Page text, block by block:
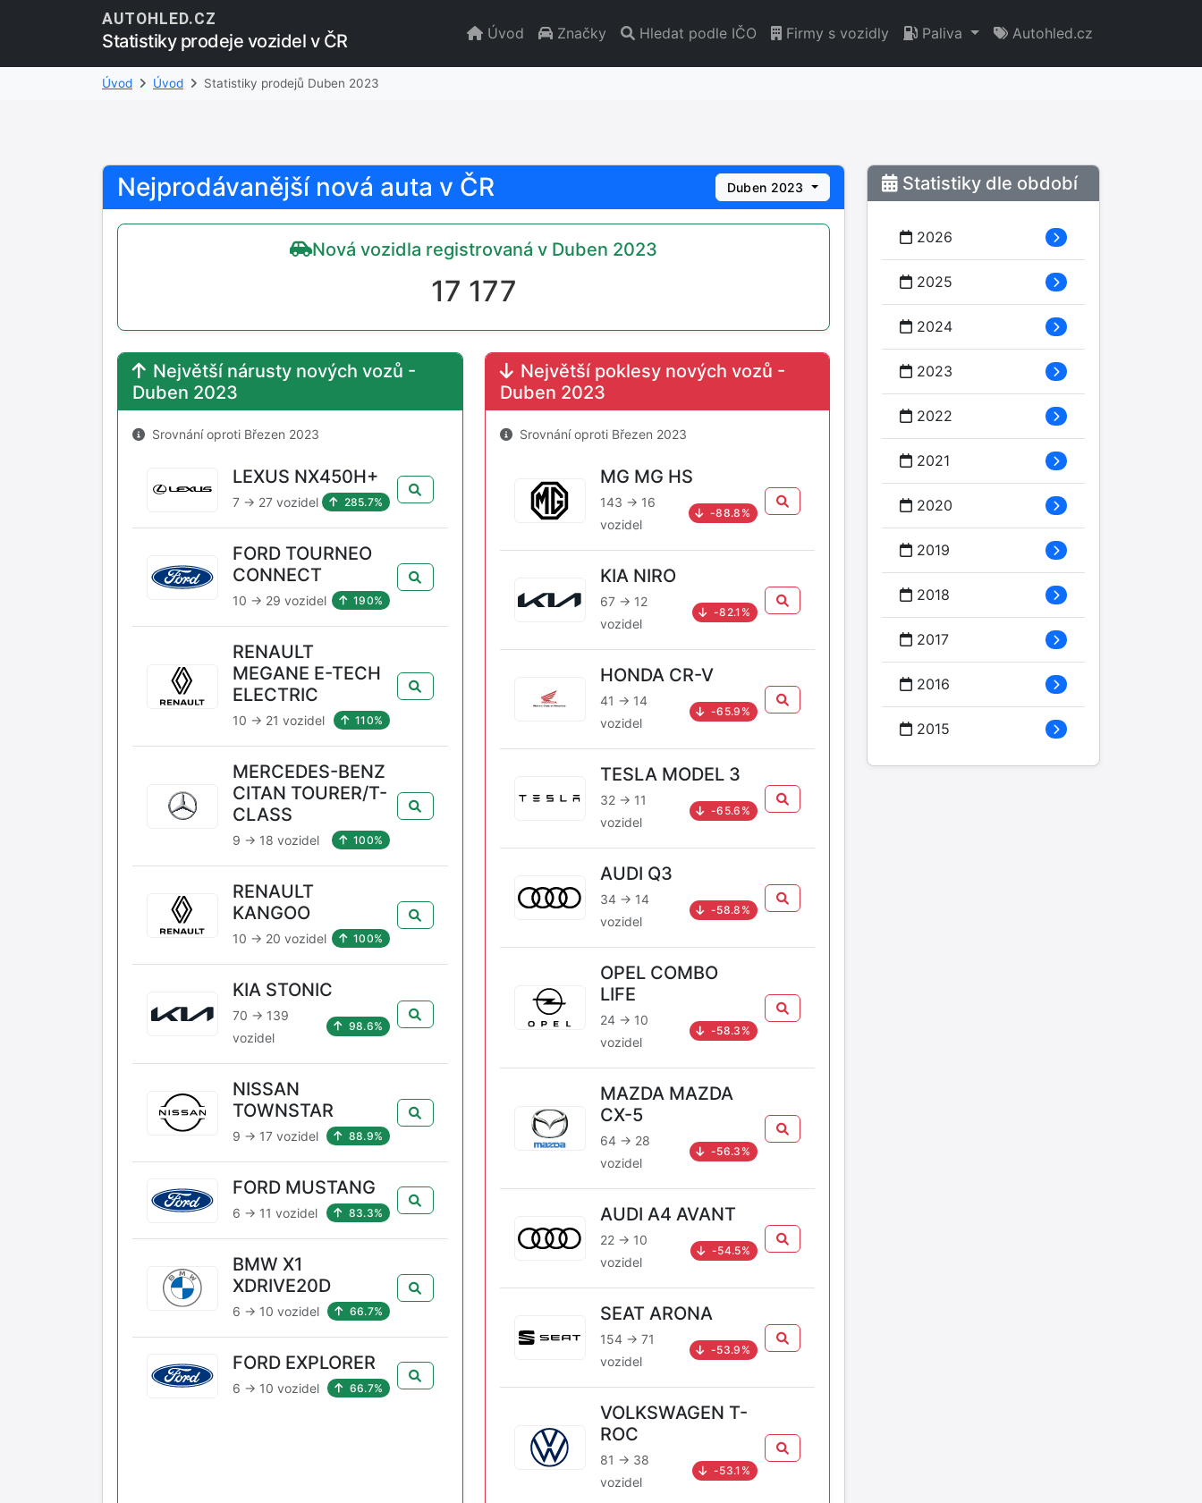
AUTOHLED.CZ
Statistiky prodeje vozidel v ČR Úvod Značky Hledat podle IČO Firmy s vozidly Paliva Autohled.cz
Úvod Úvod Statistiky prodejů Duben 2023
Nejprodávanější nová auta v ČR Duben 2023
Nová vozidla registrovaná v Duben 2023
17 177
Největší nárusty nových vozů -
Duben 2023
Srovnání oproti Březen 2023
LEXUS NX450H+
7 → 27 vozidel 285.7%
FORD TOURNEO
CONNECT
10 → 29 vozidel 190%
RENAULT
MEGANE E-TECH
ELECTRIC
10 → 21 vozidel 110%
MERCEDES-BENZ
CITAN TOURER/T-
CLASS
9 → 18 vozidel 100%
RENAULT
KANGOO
10 → 20 vozidel 100%
KIA STONIC
70 → 139
vozidel
98.6%
NISSAN
TOWNSTAR
9 → 17 vozidel 88.9%
FORD MUSTANG
6 → 11 vozidel 83.3%
BMW X1
XDRIVE20D
6 → 10 vozidel 66.7%
FORD EXPLORER
6 → 10 vozidel 66.7%
Největší poklesy nových vozů -
Duben 2023
Srovnání oproti Březen 2023
MG MG HS
143 → 16
vozidel
-88.8%
KIA NIRO
67 → 12
vozidel
-82.1%
HONDA CR-V
41 → 14
vozidel
-65.9%
TESLA MODEL 3
32 → 11
vozidel
-65.6%
AUDI Q3
34 → 14
vozidel
-58.8%
OPEL COMBO
LIFE
24 → 10
vozidel
-58.3%
MAZDA MAZDA
CX-5
64 → 28
vozidel
-56.3%
AUDI A4 AVANT
22 → 10
vozidel
-54.5%
SEAT ARONA
154 → 71
vozidel
-53.9%
VOLKSWAGEN T-
ROC
81 → 38
vozidel
-53.1%
Statistiky dle období
2026
2025
2024
2023
2022
2021
2020
2019
2018
2017
2016
2015